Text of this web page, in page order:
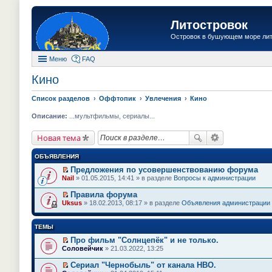
Литостровок
Островок в бушующем море
Меню FAQ
Кино
Список разделов Оффтопик Увлечения Кино
Описание: ...мультфильмы, сериалы...
Новая тема
ОБЪЯВЛЕНИЯ
П
р
е
й
т
и
п
е
р
о
м
Предложения по усовершенствованию форума
Nail » 01.05.2015, 14:41 » в разделе Вопросы к администрации
П
р
т
и
к
п
е
Правила форума
Uksus » 18.02.2013, 08:17 » в разделе Объявления администрации
ТЕМЫ
П
р
е
Про фильм "Солнцепёк" и не только.
Соловейчик » 21.03.2022, 13:25
Сериал "Чернобыль" от канала HBO.